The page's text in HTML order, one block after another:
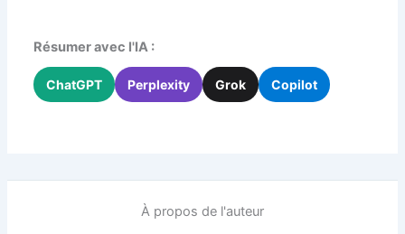
Résumer avec l'IA :
ChatGPT Perplexity Grok Copilot
À propos de l'auteur